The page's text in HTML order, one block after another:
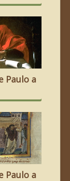
Paulo a
Paulo a